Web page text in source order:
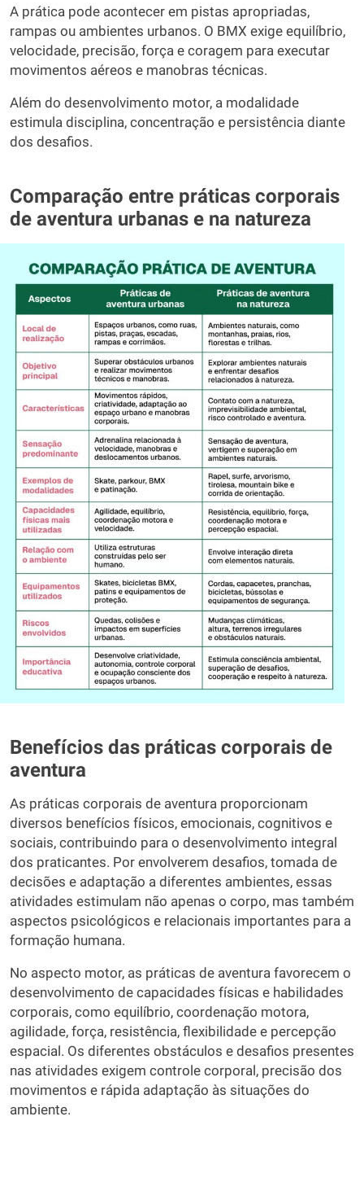
A prática pode acontecer em pistas apropriadas,
rampas ou ambientes urbanos. O BMX exige equilíbrio,
velocidade, precisão, força e coragem para executar
movimentos aéreos e manobras técnicas.
Além do desenvolvimento motor, a modalidade
estimula disciplina, concentração e persistência diante
dos desafios.
Comparação entre práticas corporais
de aventura urbanas e na natureza
Benefícios das práticas corporais de
aventura
As práticas corporais de aventura proporcionam
diversos benefícios físicos, emocionais, cognitivos e
sociais, contribuindo para o desenvolvimento integral
dos praticantes. Por envolverem desafios, tomada de
decisões e adaptação a diferentes ambientes, essas
atividades estimulam não apenas o corpo, mas também
aspectos psicológicos e relacionais importantes para a
formação humana.
No aspecto motor, as práticas de aventura favorecem o
desenvolvimento de capacidades físicas e habilidades
corporais, como equilíbrio, coordenação motora,
agilidade, força, resistência, flexibilidade e percepção
espacial. Os diferentes obstáculos e desafios presentes
nas atividades exigem controle corporal, precisão dos
movimentos e rápida adaptação às situações do
ambiente.